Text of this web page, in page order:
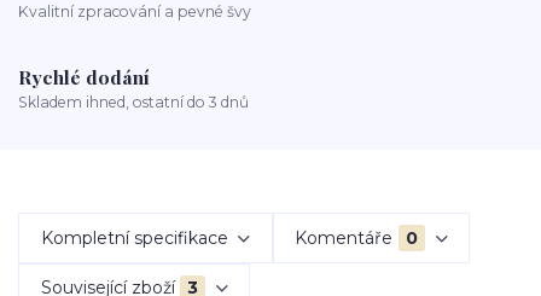
Kvalitní zpracování a pevné švy
Rychlé dodání
Skladem ihned, ostatní do 3 dnů
Kompletní specifikace Komentáře 0
Související zboží 3